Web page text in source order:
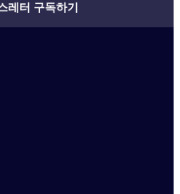
레터 구독하기